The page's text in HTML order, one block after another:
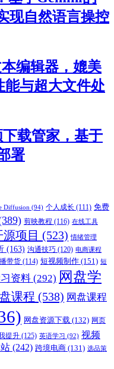
现自然语言操控
编辑器，媲美
能与超大文件处
载管家，基于
署
Diffusion (94) 个人成长 (111) 免费
剪映教程 (116) 在线工具
源项目 (523) 情绪管理
(163) 沟通技巧 (120) 电商课程
带货 (114) 短视频制作 (151) 短
资料 (292) 网盘学
课程 (538) 网盘课程
网盘资源下载 (132) 网页
提升 (125) 英语学习 (92) 视频
(242) 跨境电商 (131) 选品策